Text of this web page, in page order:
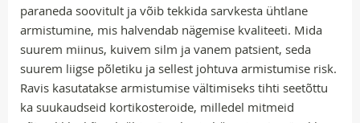
paraneda soovitult ja võib tekkida sarvkesta ühtlane
armistumine, mis halvendab nägemise kvaliteeti. Mida
suurem miinus, kuivem silm ja vanem patsient, seda
suurem liigse põletiku ja sellest johtuva armistumise risk.
Ravis kasutatakse armistumise vältimiseks tihti seetõttu
ka suukaudseid kortikosteroide, milledel mitmeid